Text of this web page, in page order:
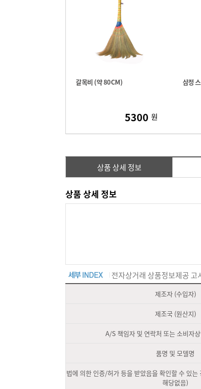
갈목비 (약 80CM)
5300 원
삼정
상품 상세 정보
상품 상세 정보
전자상거래 상품정보제공
제조자 (수입자)
제조국 (원산지)
A/S 책임자 및 연락처 또는 소비자
품명 및 모델명
법에 의한 인증/허가 등을 받았음을 확인할 수 있
해당없음)